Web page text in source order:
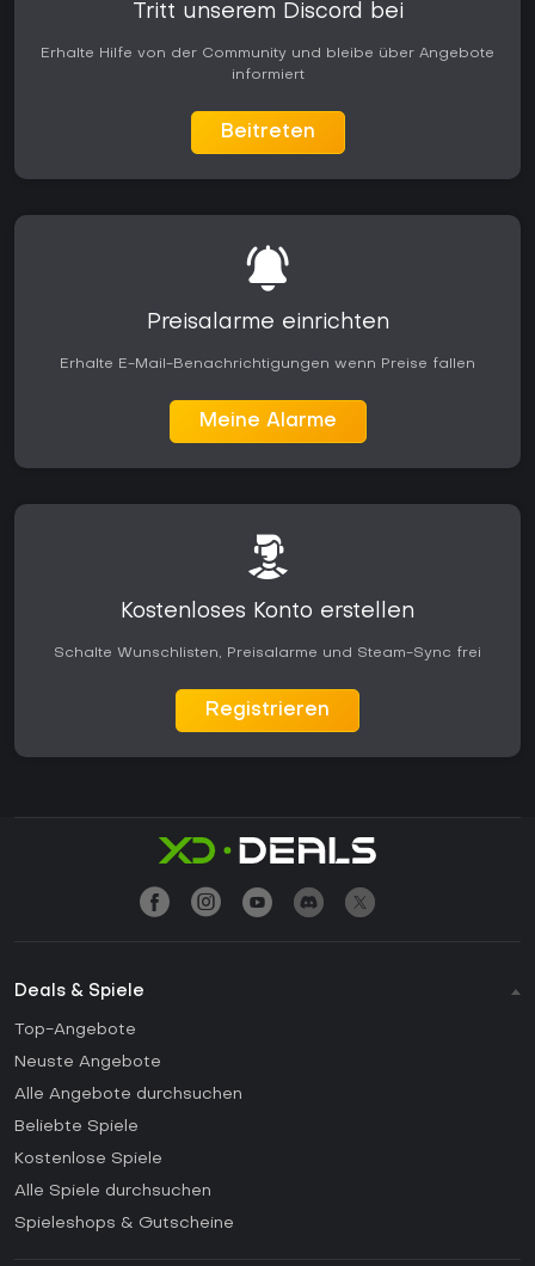
Tritt unserem Discord bei
Erhalte Hilfe von der Community und bleibe über Angebote
informiert
Beitreten
Preisalarme einrichten
Erhalte E-Mail-Benachrichtigungen wenn Preise fallen
Meine Alarme
Kostenloses Konto erstellen
Schalte Wunschlisten, Preisalarme und Steam-Sync frei
Registrieren
Deals & Spiele
Top-Angebote
Neuste Angebote
Alle Angebote durchsuchen
Beliebte Spiele
Kostenlose Spiele
Alle Spiele durchsuchen
Spieleshops & Gutscheine